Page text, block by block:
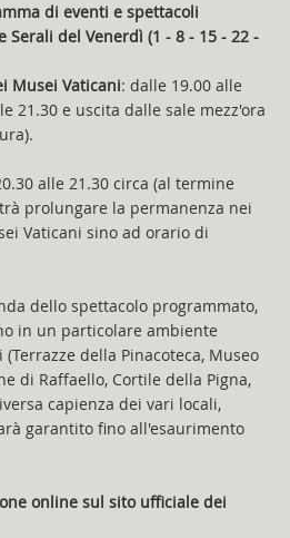
di eventi e spettacoli
del Venerdì (1 - 8 - 15 - 22 -
Musei Vaticani: dalle 19.00 alle
21.30 e uscita dalle sale mezz'ora
alle 21.30 circa (al termine
prolungare la permanenza nei
Vaticani sino ad orario di
dello spettacolo programmato,
in un particolare ambiente
della Pinacoteca, Museo
di Raffaello, Cortile della Pigna,
capienza dei vari locali,
garantito fino all'esaurimento
online sul sito ufficiale dei